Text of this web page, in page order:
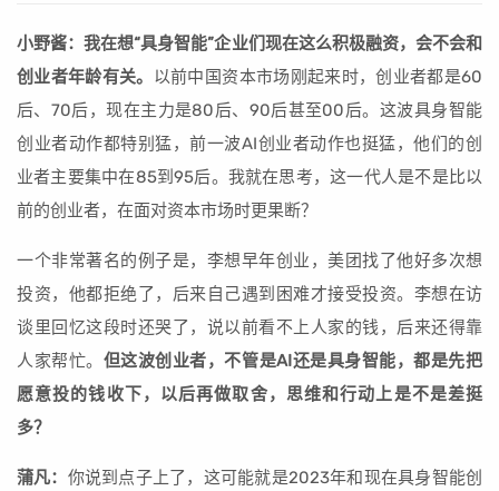
小野酱：我在想“具身智能”企业们现在这么积极融资，会不会和
创业者年龄有关。 以前中国资本市场刚起来时，创业者都是60
后、70后，现在主力是80后、90后甚至00后。这波具身智能
创业者动作都特别猛，前一波AI创业者动作也挺猛，他们的创
业者主要集中在85到95后。我就在思考，这一代人是不是比以
前的创业者，在面对资本市场时更果断？
一个非常著名的例子是，李想早年创业，美团找了他好多次想
投资，他都拒绝了，后来自己遇到困难才接受投资。李想在访
谈里回忆这段时还哭了，说以前看不上人家的钱，后来还得靠
人家帮忙。 但这波创业者，不管是AI还是具身智能，都是先把
愿意投的钱收下，以后再做取舍，思维和行动上是不是差挺
多？
蒲凡： 你说到点子上了，这可能就是2023年和现在具身智能创